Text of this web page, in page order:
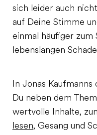
sich leider auch
auf Deine Stimme
einmal häufiger zum
lebenslangen
In Jonas
Du neben dem
wertvolle Inhalte,
lesen, Gesang und